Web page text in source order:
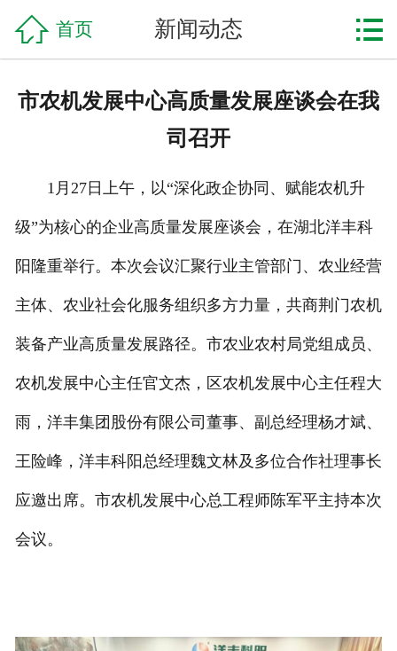
产品中心
 首页 新闻动态 
市农机发展中心高质量发展座谈会在我
司召开
1月27日上午，以“深化政企协同、赋能农机升
级”为核心的企业高质量发展座谈会，在湖北洋丰科
阳隆重举行。本次会议汇聚行业主管部门、农业经营
主体、农业社会化服务组织多方力量，共商荆门农机
装备产业高质量发展路径。市农业农村局党组成员、
农机发展中心主任官文杰，区农机发展中心主任程大
雨，洋丰集团股份有限公司董事、副总经理杨才斌、
王险峰，洋丰科阳总经理魏文林及多位合作社理事长
应邀出席。市农机发展中心总工程师陈军平主持本次
会议。